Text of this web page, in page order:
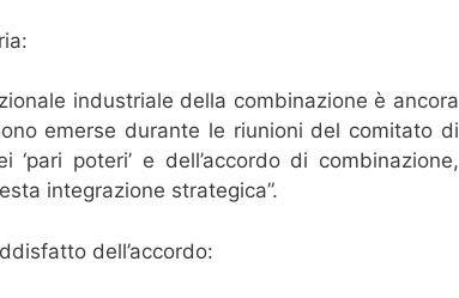
industriale della combinazione è ancora
emerse durante le riunioni del comitato di
poteri’ e dell’accordo di combinazione,
integrazione strategica”.
dell’accordo: